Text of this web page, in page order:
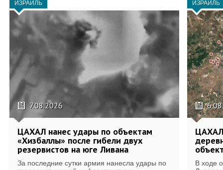
ИЗРАИЛЬ
7.08.2026
ЦАХАЛ нанес удары по объектам
«Хизбаллы» после гибели двух
резервистов на юге Ливана
За последние сутки армия нанесла удары по
ИЗРАИЛЬ
В ходе